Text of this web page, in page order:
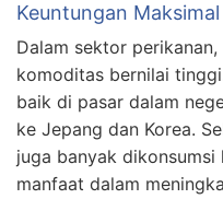
Keuntungan Maksimal
Dalam sektor
komoditas bernilai
baik di pasar dalam
ke Jepang dan Korea.
juga banyak
manfaat dalam